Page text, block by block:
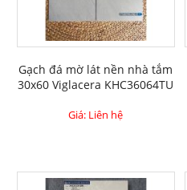
Gạch đá mờ lát nền nhà tắm
30x60 Viglacera KHC36064TU
Giá: Liên hệ